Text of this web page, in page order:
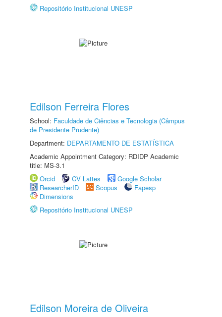
Repositório Institucional UNESP
Edilson Ferreira Flores
School: Faculdade de Ciências e Tecnologia (Câmpus
de Presidente Prudente)
Department: DEPARTAMENTO DE ESTATÍSTICA
Academic Appointment Category: RDIDP Academic
title: MS-3.1
Orcid
CV Lattes
Google Scholar
ResearcherID
Scopus
Fapesp
Dimensions
Repositório Institucional UNESP
Edilson Moreira de Oliveira